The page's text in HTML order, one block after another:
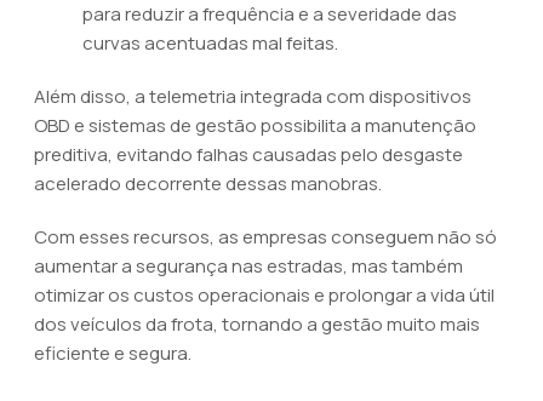
para reduzir a frequência e a severidade das
curvas acentuadas mal feitas.
Além disso, a telemetria integrada com dispositivos
OBD e sistemas de gestão possibilita a manutenção
preditiva, evitando falhas causadas pelo desgaste
acelerado decorrente dessas manobras.
Com esses recursos, as empresas conseguem não só
aumentar a segurança nas estradas, mas também
otimizar os custos operacionais e prolongar a vida útil
dos veículos da frota, tornando a gestão muito mais
eficiente e segura.